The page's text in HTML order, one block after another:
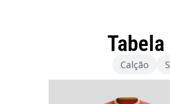
Calção